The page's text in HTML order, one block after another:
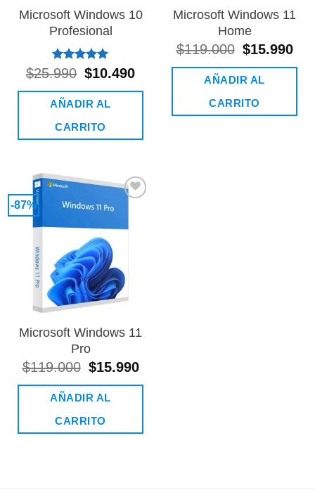
Microsoft Windows 10
Profesional
Valorado
con5.00
de 5
$25.990 El
original
era:
$25.990.
$10.490El
AÑADIR AL
CARRITO
Microsoft Windows 11
Home
$119.000 El
original
era:
$119.000.
$15.990El
AÑADIR AL
CARRITO
-87%
lista de
Microsoft Windows 11
Pro
$119.000 El
original
era:
$119.000.
$15.990El
AÑADIR AL
CARRITO